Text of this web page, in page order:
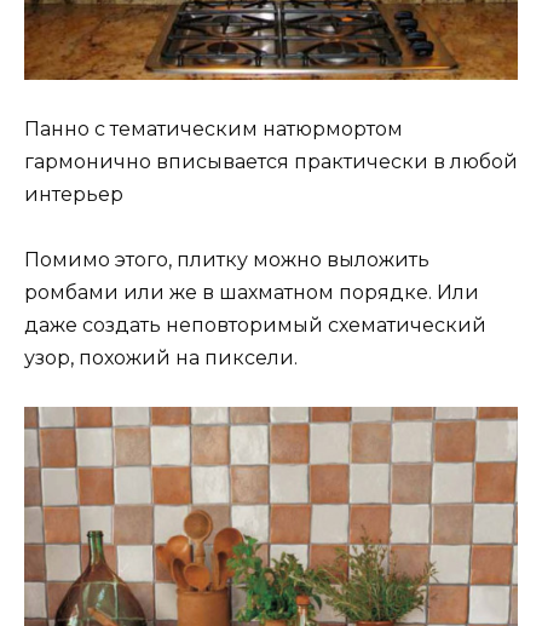
Панно с тематическим натюрмортом
гармонично вписывается практически в любой
интерьер
Помимо этого, плитку можно выложить
ромбами или же в шахматном порядке. Или
даже создать неповторимый схематический
узор, похожий на пиксели.